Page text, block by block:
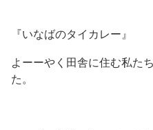
『いなばのタイカレー』
よーーやく田舎に住む私た
た。